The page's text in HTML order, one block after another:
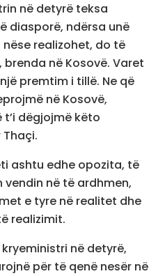
në detyrë teksa
diasporë, ndërsa unë
realizohet, do të
në Kosovë. Varet
premtim i tillë. Ne që
në Kosovë,
dëgjojmë këto
ashtu edhe opozita, të
në të ardhmen,
e tyre në realitet dhe
realizimit.
në detyrë,
për të qenë nesër në